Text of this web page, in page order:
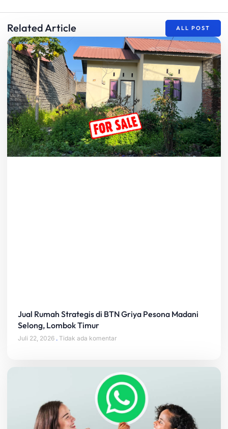
Related Article ALL POST
Jual Rumah Strategis di BTN Griya Pesona Madani
Selong, Lombok Timur
Juli 22, 2026 Tidak ada komentar